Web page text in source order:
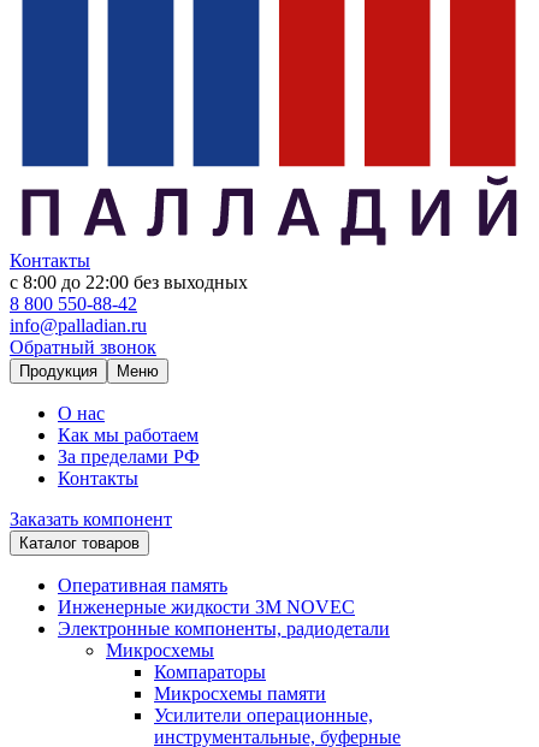
Контакты
с 8:00 до 22:00 без выходных
8 800 550-88-42
info@palladian.ru
Обратный звонок
Продукция Меню
О нас
Как мы работаем
За пределами РФ
Контакты
Заказать компонент
Каталог товаров
Оперативная память
Инженерные жидкости 3M NOVEC
Электронные компоненты, радиодетали
Микросхемы
Компараторы
Микросхемы памяти
Усилители операционные,
инструментальные, буферные